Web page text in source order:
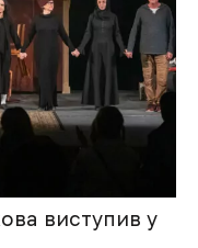
виступив у